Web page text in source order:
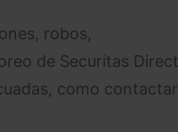
robos,
de Securitas Direct
como contactar